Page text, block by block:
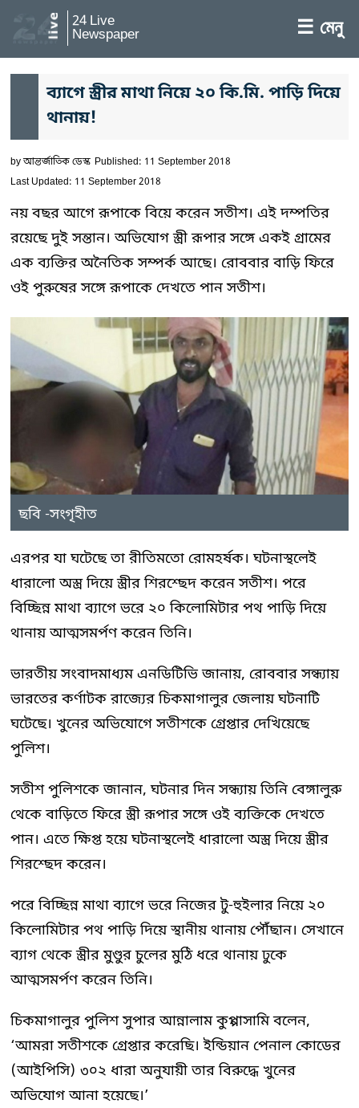
24 Live
Newspaper ☰ মেনু
ব্যাগে স্ত্রীর মাথা নিয়ে ২০ কি.মি. পাড়ি দিয়ে
থানায়!
byআন্তর্জাতিক ডেস্ক Published: 11 September 2018
Last Updated: 11 September 2018
নয় বছর আগে রূপাকে বিয়ে করেন সতীশ। এই দম্পতির
রয়েছে দুই সন্তান। অভিযোগ স্ত্রী রূপার সঙ্গে একই গ্রামের
এক ব্যক্তির অনৈতিক সম্পর্ক আছে। রোববার বাড়ি ফিরে
ওই পুরুষের সঙ্গে রূপাকে দেখতে পান সতীশ।
ছবি -সংগৃহীত
এরপর যা ঘটেছে তা রীতিমতো রোমহর্ষক। ঘটনাস্থলেই
ধারালো অস্ত্র দিয়ে স্ত্রীর শিরশ্ছেদ করেন সতীশ। পরে
বিচ্ছিন্ন মাথা ব্যাগে ভরে ২০ কিলোমিটার পথ পাড়ি দিয়ে
থানায় আত্মসমর্পণ করেন তিনি।
ভারতীয় সংবাদমাধ্যম এনডিটিভি জানায়, রোববার সন্ধ্যায়
ভারতের কর্ণাটক রাজ্যের চিকমাগালুর জেলায় ঘটনাটি
ঘটেছে। খুনের অভিযোগে সতীশকে গ্রেপ্তার দেখিয়েছে
পুলিশ।
সতীশ পুলিশকে জানান, ঘটনার দিন সন্ধ্যায় তিনি বেঙ্গালুরু
থেকে বাড়িতে ফিরে স্ত্রী রূপার সঙ্গে ওই ব্যক্তিকে দেখতে
পান। এতে ক্ষিপ্ত হয়ে ঘটনাস্থলেই ধারালো অস্ত্র দিয়ে স্ত্রীর
শিরশ্ছেদ করেন।
পরে বিচ্ছিন্ন মাথা ব্যাগে ভরে নিজের টু-হুইলার নিয়ে ২০
কিলোমিটার পথ পাড়ি দিয়ে স্থানীয় থানায় পৌঁছান। সেখানে
ব্যাগ থেকে স্ত্রীর মুণ্ডুর চুলের মুঠি ধরে থানায় ঢুকে
আত্মসমর্পণ করেন তিনি।
চিকমাগালুর পুলিশ সুপার আন্নালাম কুপ্পাসামি বলেন,
‘আমরা সতীশকে গ্রেপ্তার করেছি। ইন্ডিয়ান পেনাল কোডের
(আইপিসি) ৩০২ ধারা অনুযায়ী তার বিরুদ্ধে খুনের
অভিযোগ আনা হয়েছে।’